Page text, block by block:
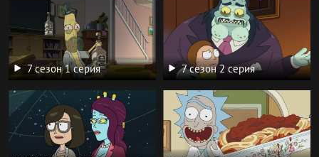
7 сезон 1 серия 7 сезон 2 серия